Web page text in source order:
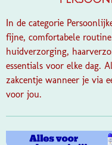
In de categorie
fijne, comfortabele
huidverzorging,
essentials voor elke dag.
zakcentje wanneer je via
voor jou.